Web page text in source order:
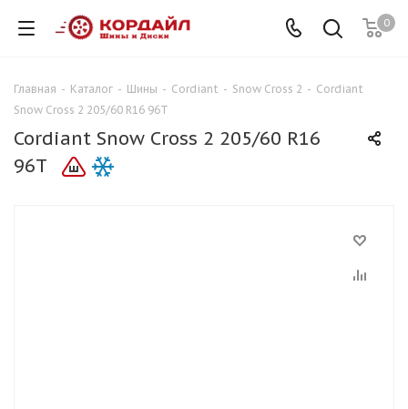
0
Главная - Каталог - Шины - Cordiant - Snow Cross 2 - Cordiant
Snow Cross 2 205/60 R16 96T
Cordiant Snow Cross 2 205/60 R16
96T